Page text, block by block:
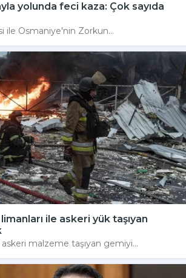
yolunda feci kaza: Çok sayıda
ile Osmaniye'nin Zorkun...
ile askeri yük taşıyan
askeri malzeme taşıyan gemiyi...